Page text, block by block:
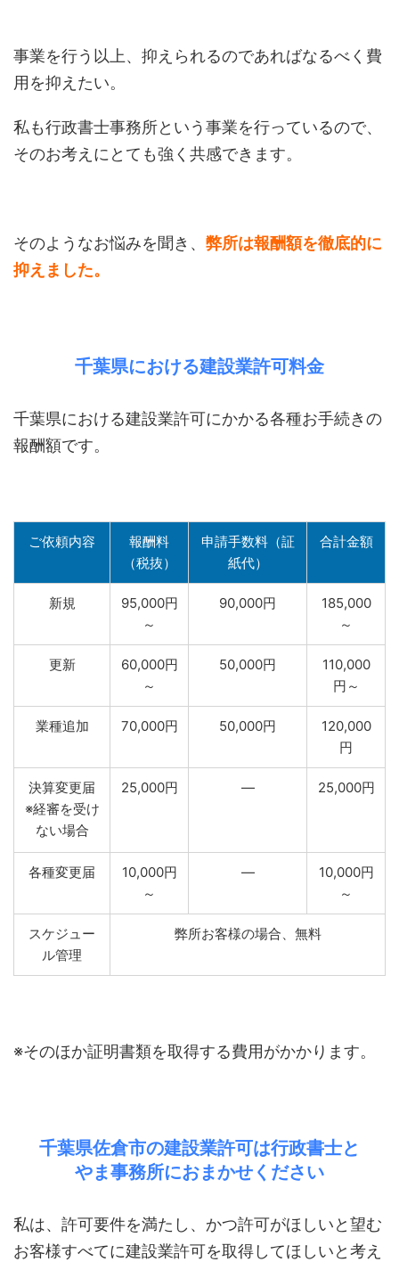
事業を行う以上、抑えられるのであればなるべく費
用を抑えたい。
私も行政書士事務所という事業を行っているので、
そのお考えにとても強く共感できます。
そのようなお悩みを聞き、 弊所は報酬額を徹底的に
抑えました。
千葉県における建設業許可料金
千葉県における建設業許可にかかる各種お手続きの
報酬額です。
ご依頼内容
報酬料
（税抜）
申請手数料（証
紙代）
合計金額
新規
95,000円
～
90,000円
185,000
～
更新
60,000円
～
50,000円
110,000
円～
業種追加 70,000円 50,000円
120,000
円
決算変更届
※経審を受け
ない場合
25,000円 ― 25,000円
各種変更届
10,000円
～
―
10,000円
～
スケジュー
ル管理
弊所お客様の場合、無料
※そのほか証明書類を取得する費用がかかります。
千葉県佐倉市の建設業許可は行政書士と
やま事務所におまかせください
私は、許可要件を満たし、かつ許可がほしいと望む
お客様すべてに建設業許可を取得してほしいと考え